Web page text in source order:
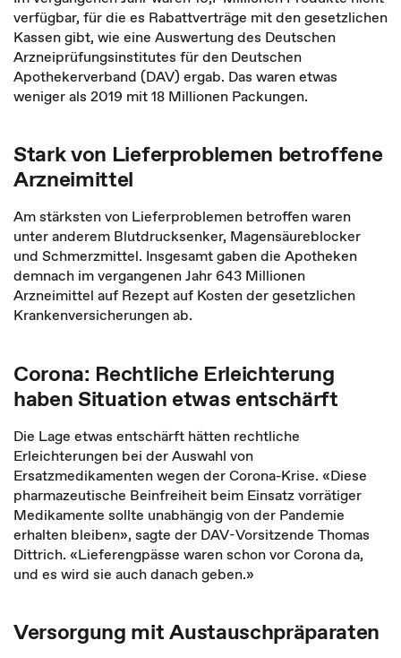
verfügbar, für die es Rabattverträge mit den gesetzlichen
Kassen gibt, wie eine Auswertung des Deutschen
Arzneiprüfungsinstitutes für den Deutschen
Apothekerverband (DAV) ergab. Das waren etwas
weniger als 2019 mit 18 Millionen Packungen.
Stark von Lieferproblemen betroffene
Arzneimittel
Am stärksten von Lieferproblemen betroffen waren
unter anderem Blutdrucksenker, Magensäureblocker
und Schmerzmittel. Insgesamt gaben die Apotheken
demnach im vergangenen Jahr 643 Millionen
Arzneimittel auf Rezept auf Kosten der gesetzlichen
Krankenversicherungen ab.
Corona: Rechtliche Erleichterung
haben Situation etwas entschärft
Die Lage etwas entschärft hätten rechtliche
Erleichterungen bei der Auswahl von
Ersatzmedikamenten wegen der Corona-Krise. «Diese
pharmazeutische Beinfreiheit beim Einsatz vorrätiger
Medikamente sollte unabhängig von der Pandemie
erhalten bleiben», sagte der DAV-Vorsitzende Thomas
Dittrich. «Lieferengpässe waren schon vor Corona da,
und es wird sie auch danach geben.»
Versorgung mit Austauschpräparaten